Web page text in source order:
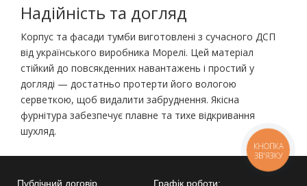
Надійність та догляд
Корпус та фасади тумби виготовлені з сучасного ДСП
від українського виробника Морелі. Цей матеріал
стійкий до повсякденних навантажень і простий у
догляді — достатньо протерти його вологою
серветкою, щоб видалити забруднення. Якісна
фурнітура забезпечує плавне та тихе відкривання
шухляд.
Публічний договір Графік роботи:
КНОПКА
ЗВ'ЯЗКУ